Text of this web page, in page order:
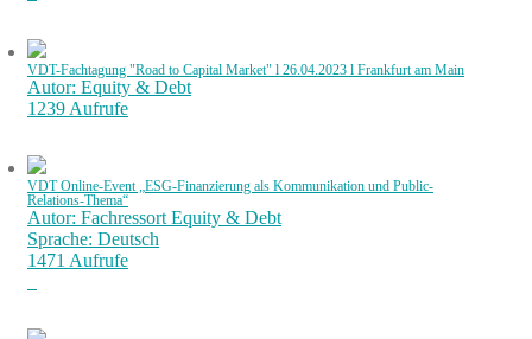
VDT-Fachtagung "Road to Capital Market" l 26.04.2023 l Frankfurt am Main
Autor: Equity & Debt
1239 Aufrufe
VDT Online-Event „ESG-Finanzierung als Kommunikation und Public-
Relations-Thema“
Autor: Fachressort Equity & Debt
Sprache: Deutsch
1471 Aufrufe